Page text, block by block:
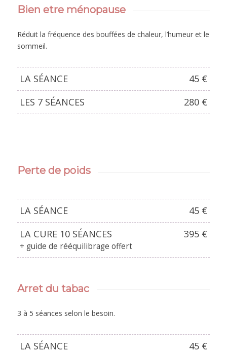
Bien etre ménopause
Réduit la fréquence des bouffées de chaleur, l’humeur et le
sommeil.
LA SÉANCE
45 €
LES 7 SÉANCES
280 €
Perte de poids
LA SÉANCE
45 €
LA CURE 10 SÉANCES
395 €
+ guide de rééquilibrage offert
Arret du tabac
3 à 5 séances selon le besoin.
LA SÉANCE
45 €